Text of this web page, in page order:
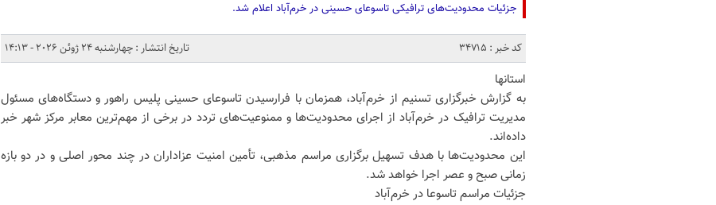
جزئیات محدودیت‌های ترافیکی تاسوعای حسینی در خرم‌آباد اعلام شد.
کد خبر : 34715
تاریخ انتشار : چهارشنبه 24 ژوئن 2026 - 14:13
استانها
به گزارش خبرگزاری تسنیم از خرم‌آباد، همزمان با فرارسیدن تاسوعای حسینی پلیس راهور و دستگاه‌های مسئول
مدیریت ترافیک در خرم‌آباد از اجرای محدودیت‌ها و ممنوعیت‌های تردد در برخی از مهم‌ترین معابر مرکز شهر خبر
داده‌اند.
این محدودیت‌ها با هدف تسهیل برگزاری مراسم مذهبی، تأمین امنیت عزاداران در چند محور اصلی و در دو بازه
زمانی صبح و عصر اجرا خواهد شد.
جزئیات مراسم تاسوعا در خرم‌آباد